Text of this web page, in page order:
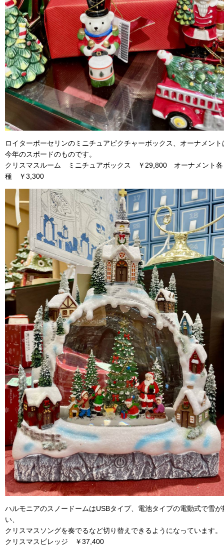
ロイターポーセリンのミニチュアピクチャーボックス、オーナメント
今年のスポードのものです。
クリスマスルーム ミニチュアボックス ￥29,800 オーナメント各
種 ￥3,300
ハルモニアのスノードームはUSBタイプ、電池タイプの電動式で雪が
い、
クリスマスソングを奏でるなど切り替えできるようになっています
クリスマスビレッジ ￥37,400